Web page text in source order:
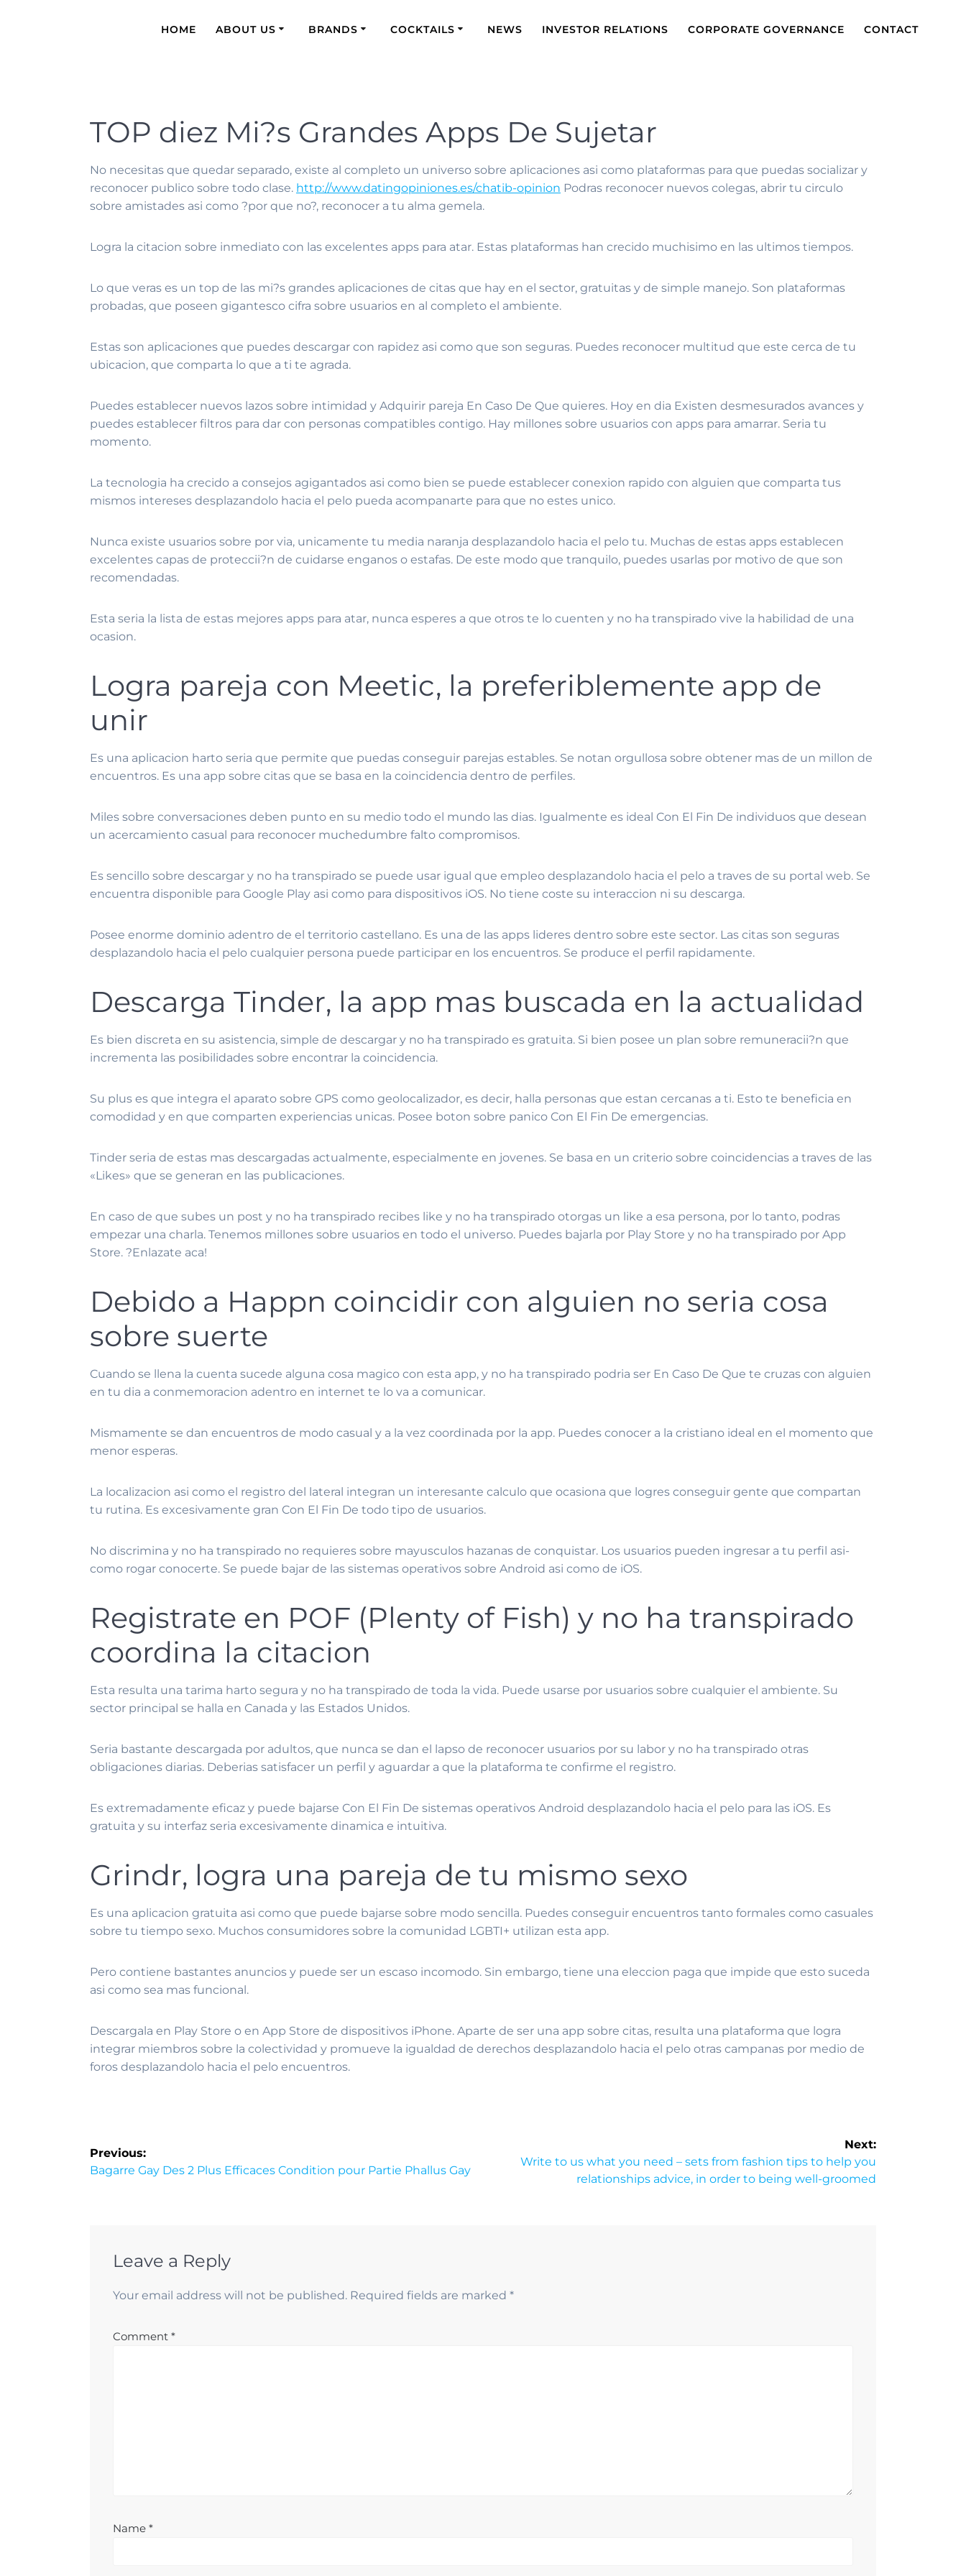
HOME ABOUT US BRANDS COCKTAILS NEWS INVESTOR RELATIONS CORPORATE GOVERNANCE CONTACT
TOP diez Mi?s Grandes Apps De Sujetar
No necesitas que quedar separado, existe al completo un universo sobre aplicaciones asi­ como plataformas para que puedas socializar y
reconocer publico sobre todo clase. http://www.datingopiniones.es/chatib-opinion Podras reconocer nuevos colegas, abrir tu circulo
sobre amistades asi­ como ?por que no?, reconocer a tu alma gemela.
Logra la citacion sobre inmediato con las excelentes apps para atar. Estas plataformas han crecido muchisimo en las ultimos tiempos.
Lo que veras es un top de las mi?s grandes aplicaciones de citas que hay en el sector, gratuitas y de simple manejo. Son plataformas
probadas, que poseen gigantesco cifra sobre usuarios en al completo el ambiente.
Estas son aplicaciones que puedes descargar con rapidez asi­ como que son seguras. Puedes reconocer multitud que este cerca de tu
ubicacion, que comparta lo que a ti te agrada.
Puedes establecer nuevos lazos sobre intimidad y Adquirir pareja En Caso De Que quieres. Hoy en dia Existen desmesurados avances y
puedes establecer filtros para dar con personas compatibles contigo. Hay millones sobre usuarios con apps para amarrar. Seri­a tu
momento.
La tecnologia ha crecido a consejos agigantados asi­ como bien se puede establecer conexion rapido con alguien que comparta tus
mismos intereses desplazandolo hacia el pelo pueda acompanarte para que no estes unico.
Nunca existe usuarios sobre por vi­a, unicamente tu media naranja desplazandolo hacia el pelo tu. Muchas de estas apps establecen
excelentes capas de proteccii?n de cuidarse enganos o estafas. De este modo que tranquilo, puedes usarlas por motivo de que son
recomendadas.
Esta seri­a la lista de estas mejores apps para atar, nunca esperes a que otros te lo cuenten y no ha transpirado vive la habilidad de una
ocasion.
Logra pareja con Meetic, la preferiblemente app de
unir
Es una aplicacion harto seria que permite que puedas conseguir parejas estables. Se notan orgullosa sobre obtener mas de un millon de
encuentros. Es una app sobre citas que se basa en la coincidencia dentro de perfiles.
Miles sobre conversaciones deben punto en su medio todo el mundo las dias. Igualmente es ideal Con El Fin De individuos que desean
un acercamiento casual para reconocer muchedumbre falto compromisos.
Es sencillo sobre descargar y no ha transpirado se puede usar igual que empleo desplazandolo hacia el pelo a traves de su portal web. Se
encuentra disponible para Google Play asi­ como para dispositivos iOS. No tiene coste su interaccion ni su descarga.
Posee enorme dominio adentro de el territorio castellano. Es una de las apps lideres dentro sobre este sector. Las citas son seguras
desplazandolo hacia el pelo cualquier persona puede participar en los encuentros. Se produce el perfil rapidamente.
Descarga Tinder, la app mas buscada en la actualidad
Es bien discreta en su asistencia, simple de descargar y no ha transpirado es gratuita. Si bien posee un plan sobre remuneracii?n que
incrementa las posibilidades sobre encontrar la coincidencia.
Su plus es que integra el aparato sobre GPS como geolocalizador, es decir, halla personas que estan cercanas a ti. Esto te beneficia en
comodidad y en que comparten experiencias unicas. Posee boton sobre panico Con El Fin De emergencias.
Tinder seri­a de estas mas descargadas actualmente, especialmente en jovenes. Se basa en un criterio sobre coincidencias a traves de las
«Likes» que se generan en las publicaciones.
En caso de que subes un post y no ha transpirado recibes like y no ha transpirado otorgas un like a esa persona, por lo tanto, podras
empezar una charla. Tenemos millones sobre usuarios en todo el universo. Puedes bajarla por Play Store y no ha transpirado por App
Store. ?Enlazate aca!
Debido a Happn coincidir con alguien no seri­a cosa
sobre suerte
Cuando se llena la cuenta sucede alguna cosa magico con esta app, y no ha transpirado podri­a ser En Caso De Que te cruzas con alguien
en tu dia a conmemoracion adentro en internet te lo va a comunicar.
Mismamente se dan encuentros de modo casual y a la vez coordinada por la app. Puedes conocer a la cristiano ideal en el momento que
menor esperas.
La localizacion asi­ como el registro del lateral integran un interesante calculo que ocasiona que logres conseguir gente que compartan
tu rutina. Es excesivamente gran Con El Fin De todo tipo de usuarios.
No discrimina y no ha transpirado no requieres sobre mayusculos hazanas de conquistar. Los usuarios pueden ingresar a tu perfil asi­
como rogar conocerte. Se puede bajar de las sistemas operativos sobre Android asi­ como de iOS.
Registrate en POF (Plenty of Fish) y no ha transpirado
coordina la citacion
Esta resulta una tarima harto segura y no ha transpirado de toda la vida. Puede usarse por usuarios sobre cualquier el ambiente. Su
sector principal se halla en Canada y las Estados Unidos.
Seri­a bastante descargada por adultos, que nunca se dan el lapso de reconocer usuarios por su labor y no ha transpirado otras
obligaciones diarias. Deberias satisfacer un perfil y aguardar a que la plataforma te confirme el registro.
Es extremadamente eficaz y puede bajarse Con El Fin De sistemas operativos Android desplazandolo hacia el pelo para las iOS. Es
gratuita y su interfaz seri­a excesivamente dinamica e intuitiva.
Grindr, logra una pareja de tu mismo sexo
Es una aplicacion gratuita asi­ como que puede bajarse sobre modo sencilla. Puedes conseguir encuentros tanto formales como casuales
sobre tu tiempo sexo. Muchos consumidores sobre la comunidad LGBTI+ utilizan esta app.
Pero contiene bastantes anuncios y puede ser un escaso incomodo. Sin embargo, tiene una eleccion paga que impide que esto suceda
asi­ como sea mas funcional.
Descargala en Play Store o en App Store de dispositivos iPhone. Aparte de ser una app sobre citas, resulta una plataforma que logra
integrar miembros sobre la colectividad y promueve la igualdad de derechos desplazandolo hacia el pelo otras campanas por medio de
foros desplazandolo hacia el pelo encuentros.
Previous:
Bagarre Gay Des 2 Plus Efficaces Condition pour Partie Phallus Gay
Next:
Write to us what you need – sets from fashion tips to help you
relationships advice, in order to being well-groomed
Leave a Reply
Your email address will not be published. Required fields are marked *
Comment *
Name *